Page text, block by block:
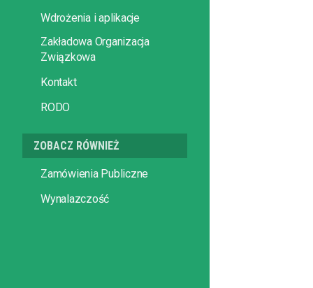
Wdrożenia i aplikacje
Zakładowa Organizacja
Związkowa
Kontakt
RODO
ZOBACZ RÓWNIEŻ
Zamówienia Publiczne
Wynalazczość